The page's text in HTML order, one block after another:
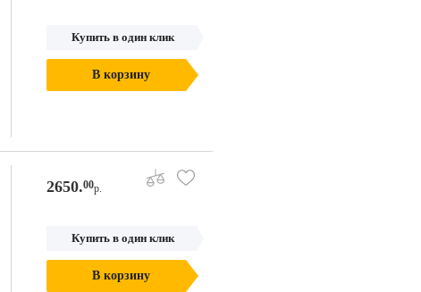
Купить в один клик
В корзину
2650.00р.
Купить в один клик
В корзину